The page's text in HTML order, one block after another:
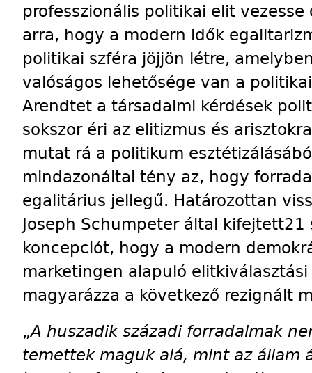
professzionális politikai elit
arra, hogy a modern idők
politikai szféra jöjjön létre,
valóságos lehetősége van a
Arendtet a társadalmi kérdések
sokszor éri az elitizmus és
mutat rá a politikum
mindazonáltal tény az, hogy
egalitárius jellegű. Ha­tá­ro­zot­tan
Joseph Schumpeter által kifejtett21
koncepciót, hogy a modern
marketingen alapuló
magyarázza a következő rezignált
„A huszadik századi forradalmak
temettek maguk alá, mint az állam